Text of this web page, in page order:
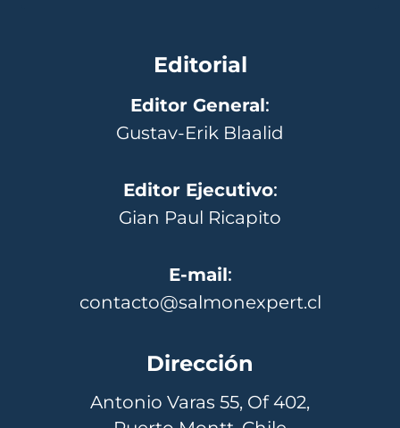
Editorial
Editor General:
Gustav-Erik Blaalid
Editor Ejecutivo:
Gian Paul Ricapito
E-mail:
contacto@salmonexpert.cl
Dirección
Antonio Varas 55, Of 402,